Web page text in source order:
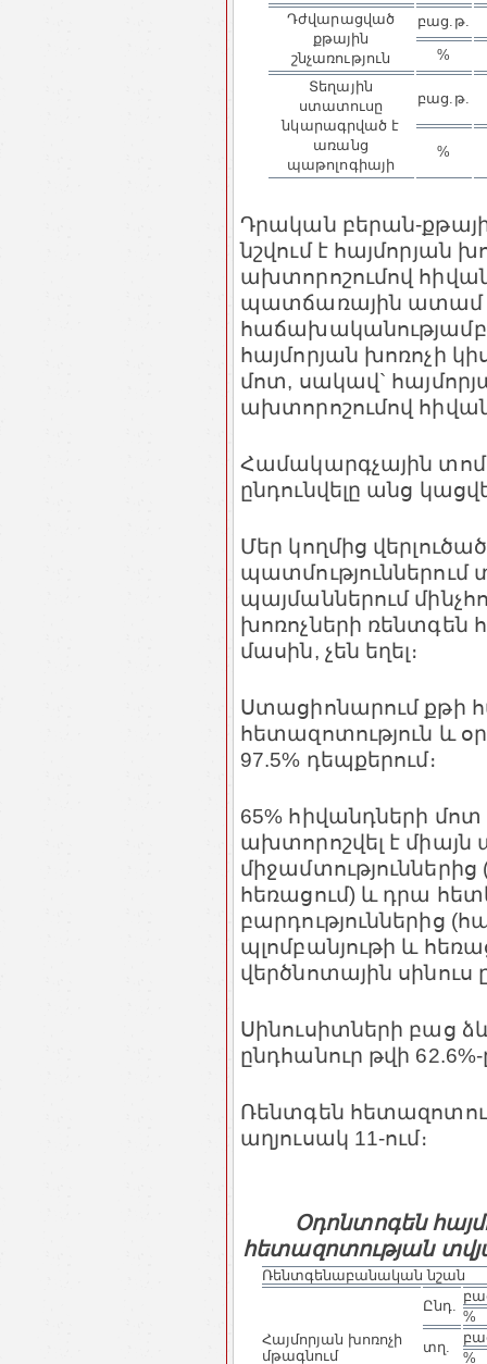
Դժվարացված
քթային
շնչառություն
բաց.թ.
%
Տեղային
ստատուսը
նկարագրված է
առանց
պաթոլոգիայի
բաց.թ.
%
Դրական բերան-
նշվում է հայմորյան
ախտորոշումով
պատճառային ատամ
հաճախականությամբ
հայմորյան խոռոչի
մոտ, սակավ`
ախտորոշումով
Համակարգչային
ընդունվելը անց
Մեր կողմից
պատմություններում
պայմաններում
խոռոչների ռենտգեն
մասին, չեն եղել։
Ստացիոնարում քթի
հետազոտություն և
97.5% դեպքերում։
65% հիվանդների մոտ
ախտորոշվել է
հեռացում) և դրա
բարդություններից
պլոմբանյութի և
վերծնոտային սինուս
Սինուսիտների բաց
ընդհանուր թվի 62.6%-
Ռենտգեն
աղյուսակ 11-ում։
Օդոնտոգեն
հետազոտության
Ռենտգենաբանական նշան
Հայմորյան խոռոչի
մթագնում
Ընդ.
%
տղ.
%